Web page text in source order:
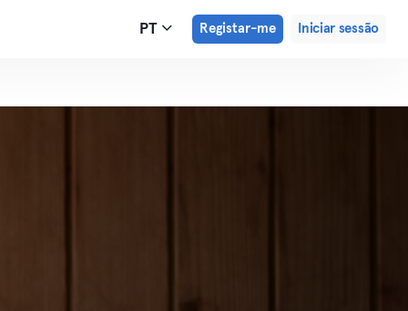
PT Registar-me Iniciar sessão